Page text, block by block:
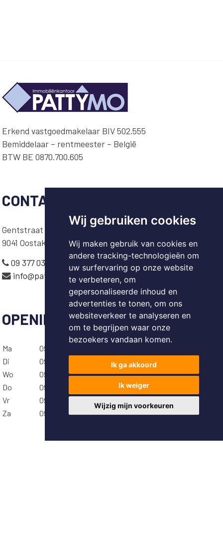
Wij gebruiken cookies
Wij maken gebruik van cookies en
andere tracking-technologieën om
uw surfervaring op onze website
te verbeteren, om
gepersonaliseerde inhoud en
advertenties te tonen, om ons
websiteverkeer te analyseren en
om te begrijpen waar onze
bezoekers vandaan komen.
Ik ga akkoord
Ik weiger
Wijzig mijn voorkeuren
Erkend vastgoedmakelaar BIV 502.555
Bemiddelaar – rentmeester – België
BTW BE 0870.700.605
CONTACT
Gentstraat 425
9041 Oostakker
09 377 03 92
info@pattymo.be
OPENINGSUREN
Ma 09u - 12u
Di
09u - 12u
14u - 18u
Wo
09u - 12u
14u - 18u
Do
09u - 12u
14u - 18u
Vr
09u - 12u
Za
09u - 12u